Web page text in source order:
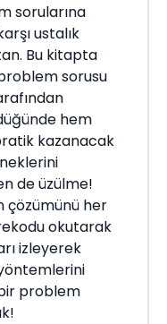
sorularına
ustalık
Bu kitapta
sorusu
hem
kazanacak
de üzülme!
çözümünü her
okutarak
izleyerek
problem